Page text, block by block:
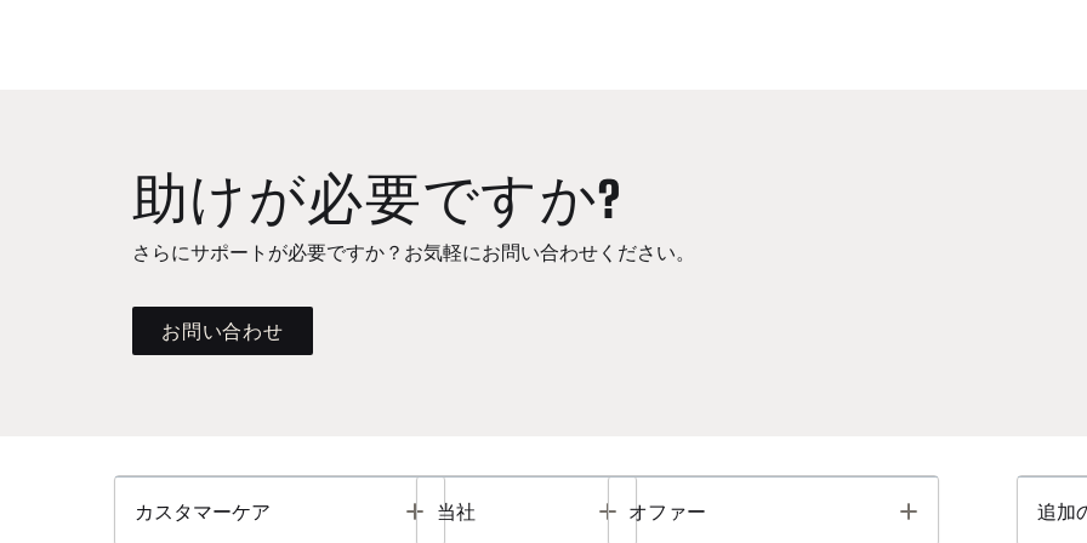
助けが必要ですか?
さらにサポートが必要ですか？お気軽にお問い合わせください。
お問い合わせ
カスタマーケア Toggle
当社 Toggle
オファー Toggle 追加